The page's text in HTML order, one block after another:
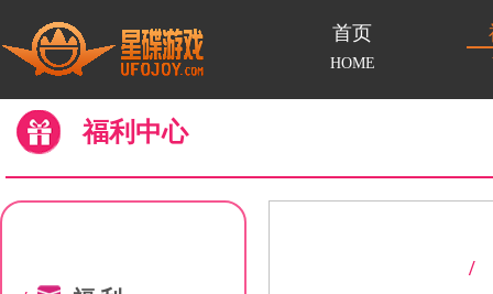
首页
HOME
福利中心